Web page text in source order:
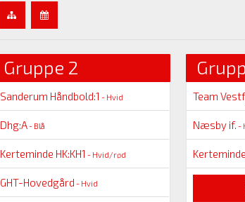
Gruppe 2
Sanderum Håndbold:1 - Hvid
Dhg:A- Blå
Kerteminde HK:KH1 - Hvid/rød
GHT-Hovedgård - Hvid
Team
Næsby if. -